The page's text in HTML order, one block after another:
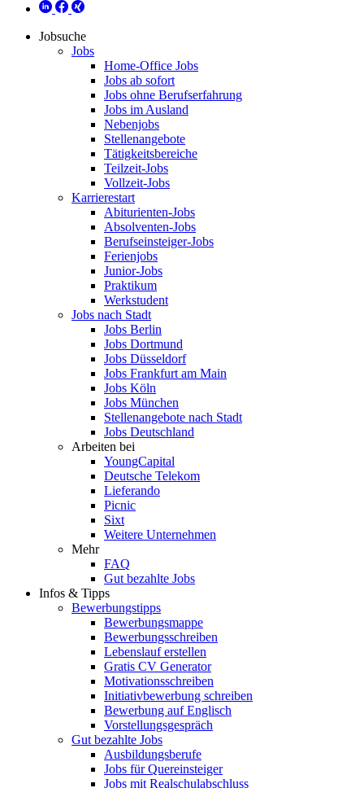
Jobsuche
Jobs
Home-Office Jobs
Jobs ab sofort
Jobs ohne Berufserfahrung
Jobs im Ausland
Nebenjobs
Stellenangebote
Tätigkeitsbereiche
Teilzeit-Jobs
Vollzeit-Jobs
Karrierestart
Abiturienten-Jobs
Absolventen-Jobs
Berufseinsteiger-Jobs
Ferienjobs
Junior-Jobs
Praktikum
Werkstudent
Jobs nach Stadt
Jobs Berlin
Jobs Dortmund
Jobs Düsseldorf
Jobs Frankfurt am Main
Jobs Köln
Jobs München
Stellenangebote nach Stadt
Jobs Deutschland
Arbeiten bei
YoungCapital
Deutsche Telekom
Lieferando
Picnic
Sixt
Weitere Unternehmen
Mehr
FAQ
Gut bezahlte Jobs
Infos & Tipps
Bewerbungstipps
Bewerbungsmappe
Bewerbungsschreiben
Lebenslauf erstellen
Gratis CV Generator
Motivationsschreiben
Initiativbewerbung schreiben
Bewerbung auf Englisch
Vorstellungsgespräch
Gut bezahlte Jobs
Ausbildungsberufe
Jobs für Quereinsteiger
Jobs mit Realschulabschluss